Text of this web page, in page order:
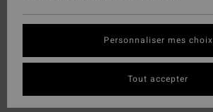
Personnaliser mes choix
Tout accepter